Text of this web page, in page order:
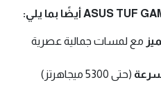
مع لمسات جمالية عصرية
(حتى 5300 ميجاهرتز)